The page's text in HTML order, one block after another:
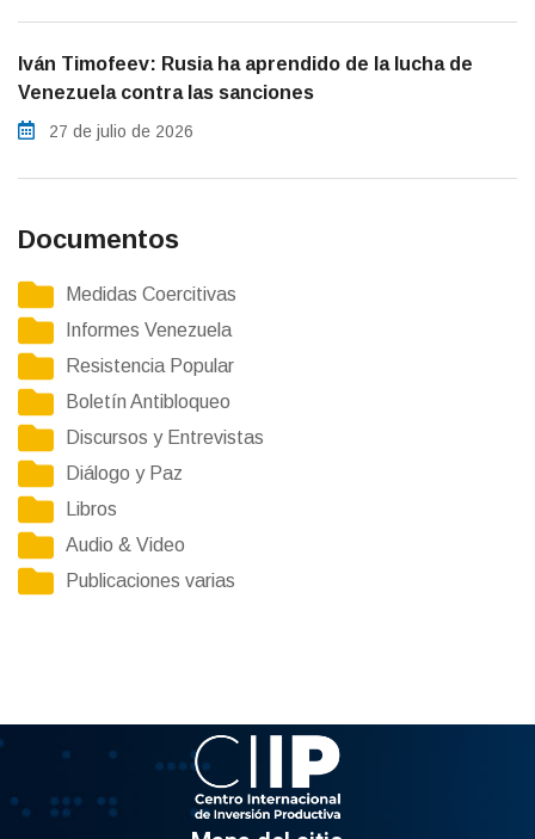
Iván Timofeev: Rusia ha aprendido de la lucha de
Venezuela contra las sanciones
27 de julio de 2026
Documentos
Medidas Coercitivas
Informes Venezuela
Resistencia Popular
Boletín Antibloqueo
Discursos y Entrevistas
Diálogo y Paz
Libros
Audio & Video
Publicaciones varias